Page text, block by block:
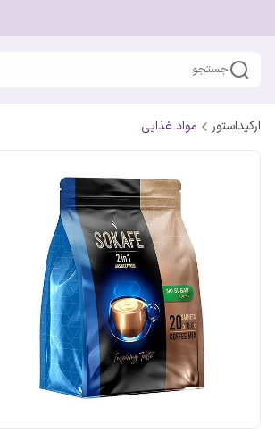
جستجو
ارکیداستور مواد غذایی